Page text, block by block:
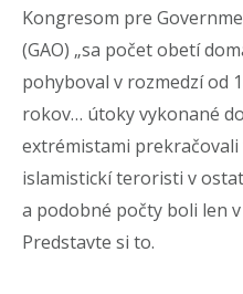
Kongresom pre
(GAO) „sa počet obetí
pohyboval v rozmedzí od
rokov… útoky vykonané
extrémistami
islamistickí teroristi v
a podobné počty boli len
Predstavte si to.